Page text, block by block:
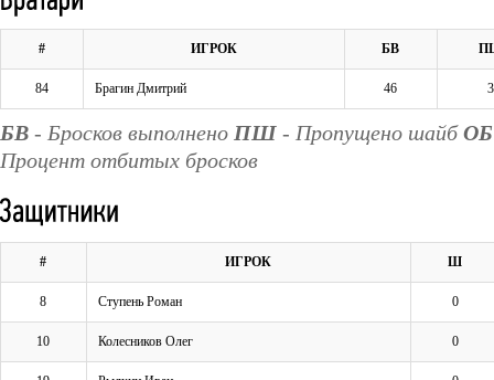
# ИГРОК БВ
84 Брагин Дмитрий 46 3
БВ - Бросков выполнено ПШ - Пропущено шайб ОБ
Процент отбитых бросков
# ИГРОК Ш
8 Ступень Роман 0
10 Колесников Олег 0